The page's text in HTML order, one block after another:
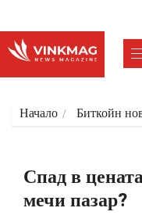
Начало Биткойн
Спад в
мечи пазар?